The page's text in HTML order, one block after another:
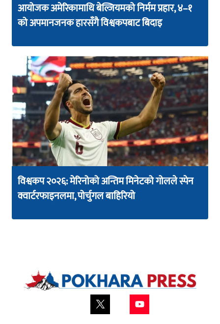
आयोजक अमेरिकामाथि बेल्जियमको निर्मम प्रहार, ४–१
को अपमानजनक हारसँगै विश्वकपबाट बिदाइ
विश्वकप २०२६: मेरिनोको अन्तिम मिनेटको गोलले स्पेन
क्वार्टरफाइनलमा, पोर्चुगल बाहिरियो